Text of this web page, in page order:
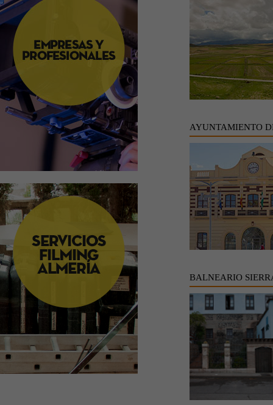
AYUNTAMIENTO
BALNEARIO